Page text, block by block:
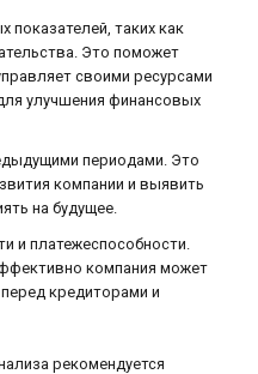
показателей, таких как
Это поможет
своими ресурсами
улучшения финансовых
периодами. Это
компании и выявить
на будущее.
и платежеспособности.
компания может
кредиторами и
рекомендуется